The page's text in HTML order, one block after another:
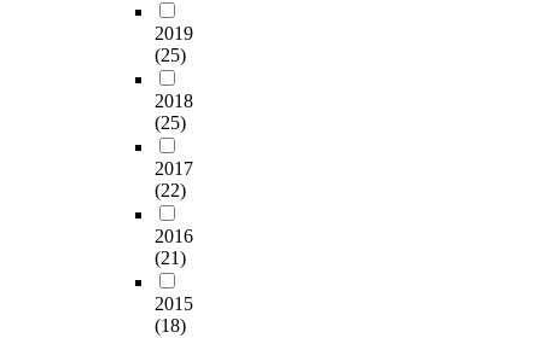
2019
(25)
2018
(25)
2017
(22)
2016
(21)
2015
(18)